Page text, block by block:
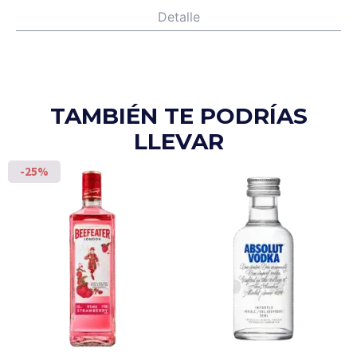
Detalle
TAMBIÉN TE PODRÍAS
LLEVAR
-25%